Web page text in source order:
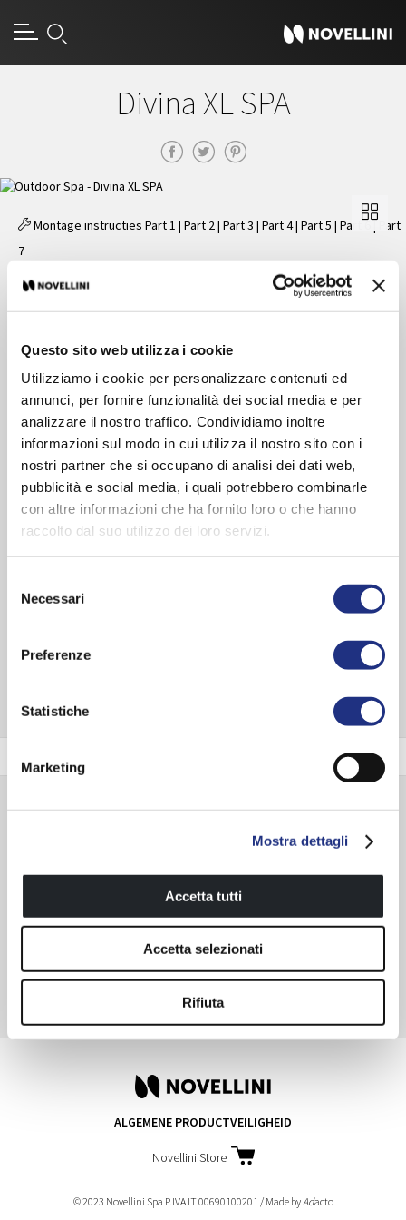
Questo sito web utilizza i cookie
Utilizziamo i cookie per personalizzare contenuti ed
annunci, per fornire funzionalità dei social media e per
analizzare il nostro traffico. Condividiamo inoltre
informazioni sul modo in cui utilizza il nostro sito con i
nostri partner che si occupano di analisi dei dati web,
pubblicità e social media, i quali potrebbero combinarle
con altre informazioni che ha fornito loro o che hanno
raccolto dal suo utilizzo dei loro servizi.
delNecessari
Preferenze
Statistiche
Marketing
Mostra dettagli
Accetta tutti
Accetta selezionati
Rifiuta
Divina XL SPA
Montage instructies Part 1 | Part 2| Part 3 | Part 4| Part 5 | Part 6| Part
7
Folder
Kenmerken
Budget:
Plus
Kleur bad:Wit
Vorm:Rechthoekig
Stijl:Modern
Kleur panelen:Oak Alpine , Oak Alpine , Oxid , Quarz , Cenere ,
Polvere , Tortora , Light Grey , Warm Brown , Steel
Hoogte:
Accessoires
Bedieningspaneel Chromolight & audio
Natural Air
Aqua clean, het nieuwe
ALGEMENE PRODUCTVEILIGHEID
Novellini Store
© 2023 Novellini Spa P.IVA IT 00690100201 / Made by Adacto